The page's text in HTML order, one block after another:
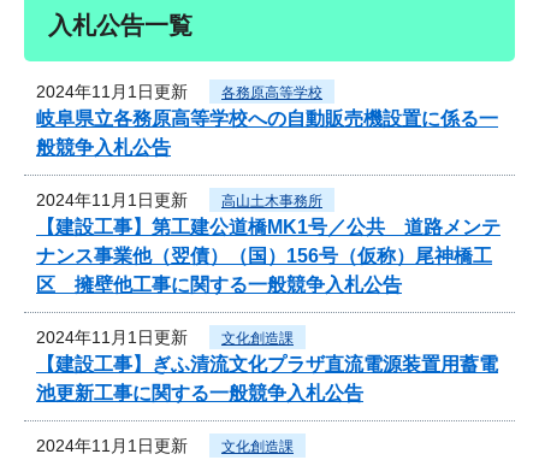
入札公告一覧
2024年11月1日更新 各務原高等学校
岐阜県立各務原高等学校への自動販売機設置に係る一
般競争入札公告
2024年11月1日更新 高山土木事務所
【建設工事】第工建公道橋MK1号／公共 道路メンテ
ナンス事業他（翌債）（国）156号（仮称）尾神橋工
区 擁壁他工事に関する一般競争入札公告
2024年11月1日更新 文化創造課
【建設工事】ぎふ清流文化プラザ直流電源装置用蓄電
池更新工事に関する一般競争入札公告
2024年11月1日更新 文化創造課